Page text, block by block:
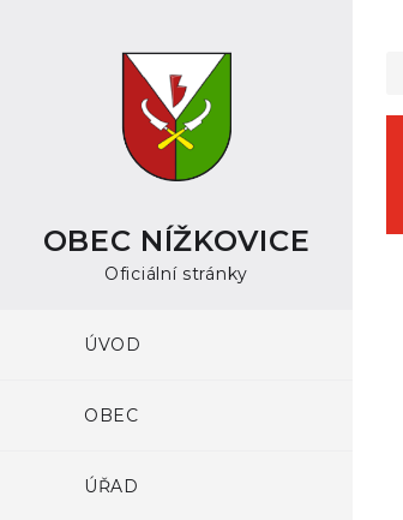
OBEC NÍŽKOVICE
Oficiální stránky
ÚVOD
OBEC
ÚŘAD